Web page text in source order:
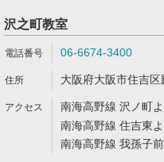
沢之町教室
06-6674-3400
大阪府大阪市住吉
南海高野線 沢ノ町
南海高野線 住吉東
南海高野線 我孫子